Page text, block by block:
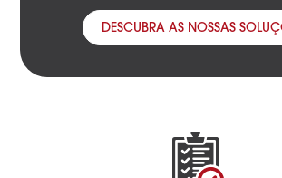
DESCUBRA AS NOSSAS